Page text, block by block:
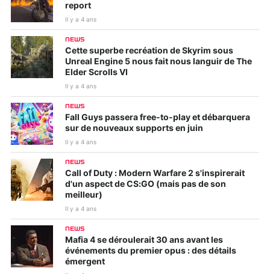
report
Il y a 4 ans
NEWS
Cette superbe recréation de Skyrim sous
Unreal Engine 5 nous fait nous languir de The
Elder Scrolls VI
Il y a 4 ans
NEWS
Fall Guys passera free-to-play et débarquera
sur de nouveaux supports en juin
Il y a 4 ans
NEWS
Call of Duty : Modern Warfare 2 s'inspirerait
d'un aspect de CS:GO (mais pas de son
meilleur)
Il y a 4 ans
NEWS
Mafia 4 se déroulerait 30 ans avant les
événements du premier opus : des détails
émergent